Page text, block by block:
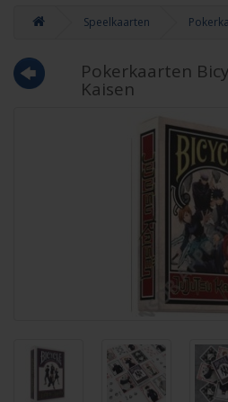
Speelkaarten
Pokerkaarten
Kaisen